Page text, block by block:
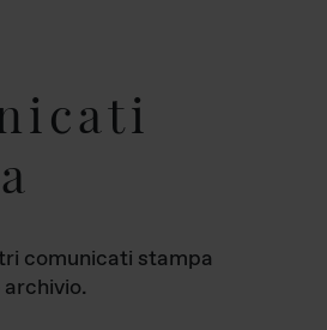
comunicati stampa